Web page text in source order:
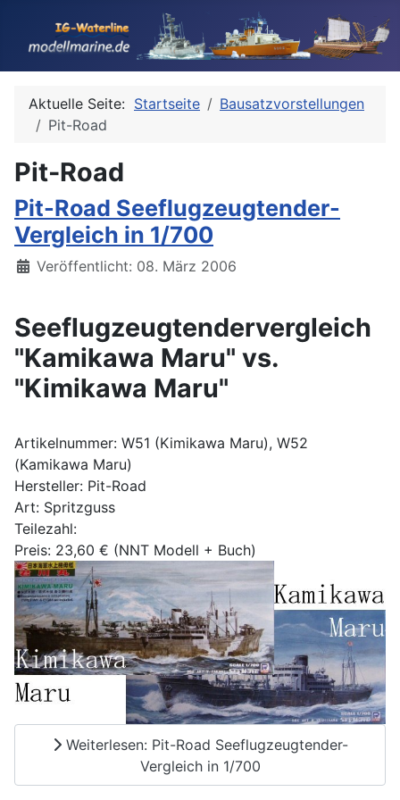
Aktuelle Seite: Startseite
Bausatzvorstellungen
Pit-Road
Pit-Road
Pit-Road Seeflugzeugtender-
Vergleich in 1/700
Details
Veröffentlicht: 08. März 2006
Seeflugzeugtendervergleich
"Kamikawa Maru" vs.
"Kimikawa Maru"
Artikelnummer: W51 (Kimikawa Maru), W52
(Kamikawa Maru)
Hersteller: Pit-Road
Art: Spritzguss
Teilezahl:
Preis: 23,60 € (NNT Modell + Buch)
Weiterlesen: Pit-Road Seeflugzeugtender-
Vergleich in 1/700